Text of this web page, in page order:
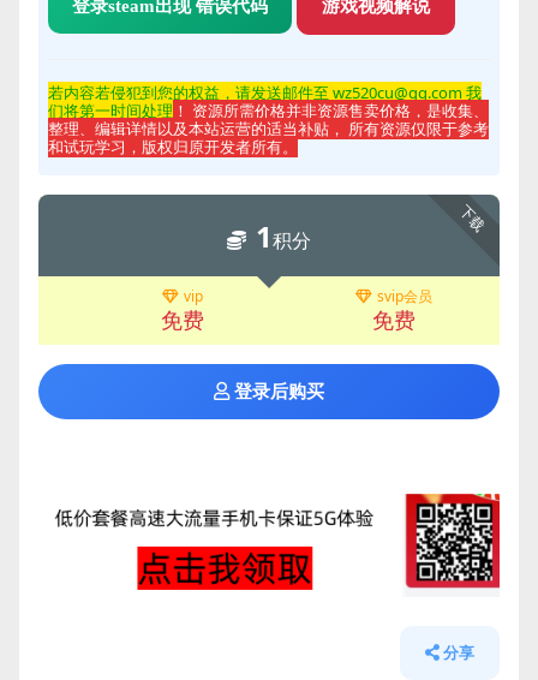
登录steam出现 错误代码 游戏视频解说
若内容若侵犯到您的权益，请发送邮件至 wz520cu@qq.com 我
们将第一时间处理 ！ 资源所需价格并非资源售卖价格，是收集、
整理、编辑详情以及本站运营的适当补贴， 所有资源仅限于参考
和试玩学习，版权归原开发者所有。
下载
1积分
vip
免费
svip会员
免费
登录后购买
分享